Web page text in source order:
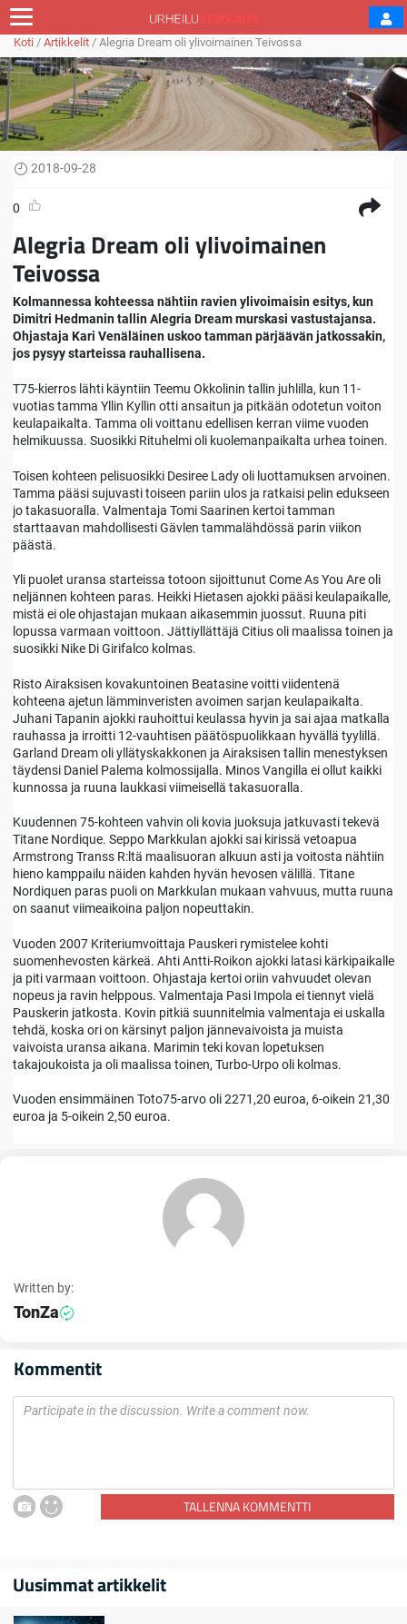
Koti / Artikkelit / Alegria Dream oli ylivoimainen Teivossa
2018-09-28
0
Alegria Dream oli ylivoimainen
Teivossa
Kolmannessa kohteessa nähtiin ravien ylivoimaisin esitys, kun
Dimitri Hedmanin tallin Alegria Dream murskasi vastustajansa.
Ohjastaja Kari Venäläinen uskoo tamman pärjäävän jatkossakin,
jos pysyy starteissa rauhallisena.
T75-kierros lähti käyntiin Teemu Okkolinin tallin juhlilla, kun 11-
vuotias tamma Yllin Kyllin otti ansaitun ja pitkään odotetun voiton
keulapaikalta. Tamma oli voittanu edellisen kerran viime vuoden
helmikuussa. Suosikki Rituhelmi oli kuolemanpaikalta urhea toinen.
Toisen kohteen pelisuosikki Desiree Lady oli luottamuksen arvoinen.
Tamma pääsi sujuvasti toiseen pariin ulos ja ratkaisi pelin edukseen
jo takasuoralla. Valmentaja Tomi Saarinen kertoi tamman
starttaavan mahdollisesti Gävlen tammalähdössä parin viikon
päästä.
Yli puolet uransa starteissa totoon sijoittunut Come As You Are oli
neljännen kohteen paras. Heikki Hietasen ajokki pääsi keulapaikalle,
mistä ei ole ohjastajan mukaan aikasemmin juossut. Ruuna piti
lopussa varmaan voittoon. Jättiyllättäjä Citius oli maalissa toinen ja
suosikki Nike Di Girifalco kolmas.
Risto Airaksisen kovakuntoinen Beatasine voitti viidentenä
kohteena ajetun lämminveristen avoimen sarjan keulapaikalta.
Juhani Tapanin ajokki rauhoittui keulassa hyvin ja sai ajaa matkalla
rauhassa ja irroitti 12-vauhtisen päätöspuolikkaan hyvällä tyylillä.
Garland Dream oli yllätyskakkonen ja Airaksisen tallin menestyksen
täydensi Daniel Palema kolmossijalla. Minos Vangilla ei ollut kaikki
kunnossa ja ruuna laukkasi viimeisellä takasuoralla.
Kuudennen 75-kohteen vahvin oli kovia juoksuja jatkuvasti tekevä
Titane Nordique. Seppo Markkulan ajokki sai kirissä vetoapua
Armstrong Transs R:ltä maalisuoran alkuun asti ja voitosta nähtiin
hieno kamppailu näiden kahden hyvän hevosen välillä. Titane
Nordiquen paras puoli on Markkulan mukaan vahvuus, mutta ruuna
on saanut viimeaikoina paljon nopeuttakin.
Vuoden 2007 Kriteriumvoittaja Pauskeri rymistelee kohti
suomenhevosten kärkeä. Ahti Antti-Roikon ajokki latasi kärkipaikalle
ja piti varmaan voittoon. Ohjastaja kertoi oriin vahvuudet olevan
nopeus ja ravin helppous. Valmentaja Pasi Impola ei tiennyt vielä
Pauskerin jatkosta. Kovin pitkiä suunnitelmia valmentaja ei uskalla
tehdä, koska ori on kärsinyt paljon jännevaivoista ja muista
vaivoista uransa aikana. Marimin teki kovan lopetuksen
takajoukoista ja oli maalissa toinen, Turbo-Urpo oli kolmas.
Vuoden ensimmäinen Toto75-arvo oli 2271,20 euroa, 6-oikein 21,30
euroa ja 5-oikein 2,50 euroa.
Written by:
TonZa
Kommentit
TALLENNA KOMMENTTI
Uusimmat artikkelit